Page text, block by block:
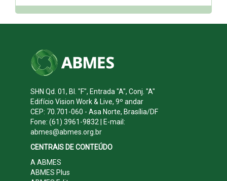
SHN Qd. 01, Bl. "F", Entrada "A", Conj. "A"
Edifício Vision Work & Live, 9º andar
CEP: 70.701-060 - Asa Norte, Brasília/DF
Fone: (61) 3961-9832 | E-mail:
abmes@abmes.org.br
CENTRAIS DE CONTEÚDO
A ABMES
ABMES Plus